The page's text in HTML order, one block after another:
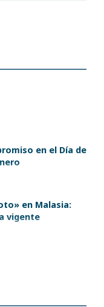
en el Día de
en Malasia:
vigente